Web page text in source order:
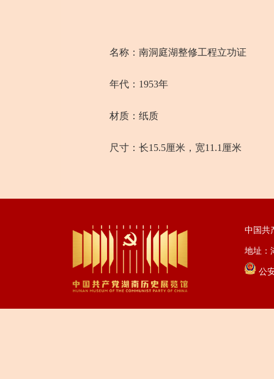
名称：南洞庭湖整修工程立功证
年代：1953年
材质：纸质
尺寸：长15.5厘米，宽11.1厘米
中国共
地址：
公